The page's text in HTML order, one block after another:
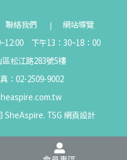
聯絡我們
網站導覽
下午13：30~18：00
松江路283號5樓
：02-2509-9002
SheAspire. TSG 網頁設計